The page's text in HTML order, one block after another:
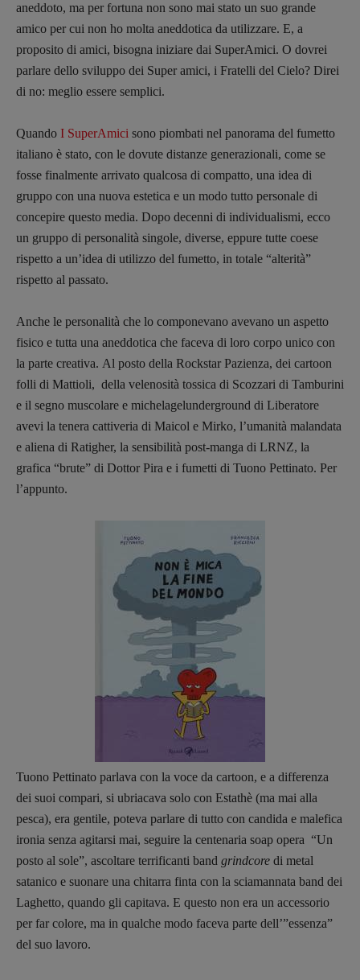
Primo Piano
RUBRICHE
Archeologie del
Libro & Film
DOSSIER
12 dicembre
Blade Runner 40
Editoria
Intelligenza Artificiale
Pasolini 1922-2022
Psichedelia
aneddoto, ma per fortuna non sono mai stato un suo grande
amico per cui non ho molta aneddotica da utilizzare. E, a
proposito di amici, bisogna iniziare dai SuperAmici. O dovrei
parlare dello sviluppo dei Super amici, i Fratelli del Cielo? Direi
di no: meglio essere semplici.
Quando I SuperAmici sono piombati nel panorama del fumetto
italiano è stato, con le dovute distanze generazionali, come se
fosse finalmente arrivato qualcosa di compatto, una idea di
gruppo con una nuova estetica e un modo tutto personale di
concepire questo media. Dopo decenni di individualismi, ecco
un gruppo di personalità singole, diverse, eppure tutte coese
rispetto a un’idea di utilizzo del fumetto, in totale “alterità”
rispetto al passato.
Anche le personalità che lo componevano avevano un aspetto
fisico e tutta una aneddotica che faceva di loro corpo unico con
la parte creativa. Al posto della Rockstar Pazienza, dei cartoon
folli di Mattioli, della velenosità tossica di Scozzari di Tamburini
e il segno muscolare e michelagelunderground di Liberatore
avevi la tenera cattiveria di Maicol e Mirko, l’umanità malandata
e aliena di Ratigher, la sensibilità post-manga di LRNZ, la
grafica “brute” di Dottor Pira e i fumetti di Tuono Pettinato. Per
l’appunto.
Tuono Pettinato parlava con la voce da cartoon, e a differenza
dei suoi compari, si ubriacava solo con Estathè (ma mai alla
pesca), era gentile, poteva parlare di tutto con candida e malefica
ironia senza agitarsi mai, seguire la centenaria soap opera “Un
posto al sole”, ascoltare terrificanti band grindcore di metal
satanico e suonare una chitarra finta con la sciamannata band dei
Laghetto, quando gli capitava. E questo non era un accessorio
per far colore, ma in qualche modo faceva parte dell’”essenza”
del suo lavoro.